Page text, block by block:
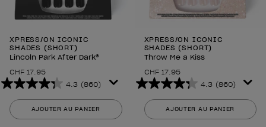
XPRESS/ON ICONIC
SHADES (SHORT)
Lincoln Park After Dark®
CHF 17.95
4.3 (860)
4.3
sur
5
AJOUTER AU PANIER
XPRESS/ON ICONIC
SHADES (SHORT)
Throw Me a Kiss
CHF 17.95
4.3 (860)
4.3
sur
5
AJOUTER AU PANIER